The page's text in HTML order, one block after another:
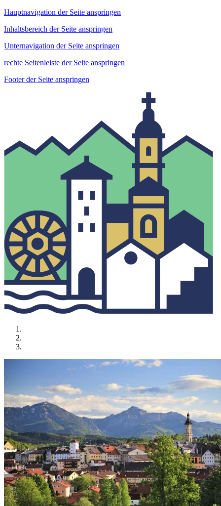
Hauptnavigation der Seite anspringen
Inhaltsbereich der Seite anspringen
Unternavigation der Seite anspringen
rechte Seitenleiste der Seite anspringen
Footer der Seite anspringen